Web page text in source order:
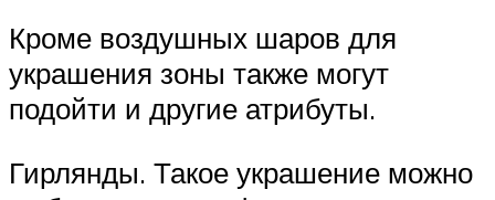
Кроме воздушных шаров для
украшения зоны также могут
подойти и другие атрибуты.
Гирлянды. Такое украшение можно